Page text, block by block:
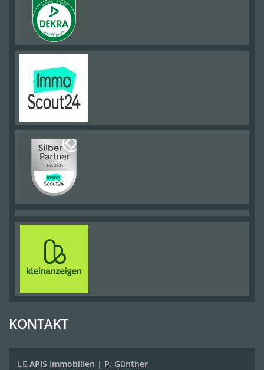
KONTAKT
LE APIS Immobilien | P. Günther